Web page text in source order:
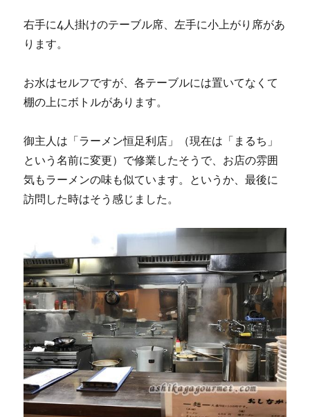
右手に4人掛けのテーブル席、左手に小上がり席があ
ります。
お水はセルフですが、各テーブルには置いてなくて
棚の上にボトルがあります。
御主人は「ラーメン恒足利店」（現在は「まるち」
という名前に変更）で修業したそうで、お店の雰囲
気もラーメンの味も似ています。というか、最後に
訪問した時はそう感じました。